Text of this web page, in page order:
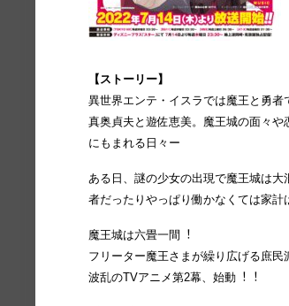
【ストーリー】
異世界エンテ・イスラでは魔王と勇
真奥貞夫と遊佐恵美。魔王城の⾯々
にもまれる⽇々ー
ある⽇、謎の少⼥の出現で魔王城は
者だったりやっぱり働かなくては家
魔王城は六畳⼀間︕
フリーター魔王さまが繰り広げる庶⺠
波乱のTVアニメ第2幕、始動︕︕